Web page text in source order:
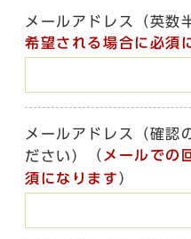
メールアドレス（英数
希望される場合に必須
メールアドレス（確認
ださい）
（ メールでの
須になります ）